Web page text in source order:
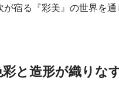
宿る『彩美』の世界を
彩と造形が織りな